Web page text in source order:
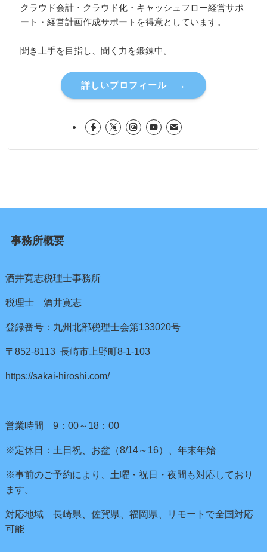
クラウド会計・クラウド化・キャッシュフロー経営サポ
ート・経営計画作成サポートを得意としています。
聞き上手を目指し、聞く力を鍛錬中。
詳しいプロフィール →
事務所概要
酒井寛志税理士事務所
税理士 酒井寛志
登録番号：九州北部税理士会第133020号
〒852-8113 長崎市上野町8-1-103
https://sakai-hiroshi.com/
営業時間 9：00～18：00
※定休日：土日祝、お盆（8/14～16）、年末年始
※事前のご予約により、土曜・祝日・夜間も対応しており
ます。
対応地域 長崎県、佐賀県、福岡県、リモートで全国対応
可能